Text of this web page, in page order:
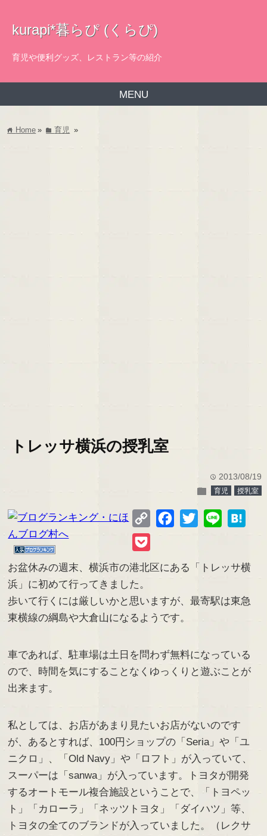
kurapi*暮らぴ (くらぴ)
育児や便利グッズ、レストラン等の紹介
MENU
home Home » folder 育児 »
トレッサ横浜の授乳室
time 2013/08/19
folder 育児 授乳室
Copy
Facebook
Twitter Line
お盆休みの週末、横浜市の港北区にある「トレッサ横
浜」に初めて行ってきました。
歩いて行くには厳しいかと思いますが、最寄駅は東急
東横線の綱島や大倉山になるようです。
車であれば、駐車場は土日を問わず無料になっている
ので、時間を気にすることなくゆっくりと遊ぶことが
出来ます。
私としては、お店があまり見たいお店がないのです
が、あるとすれば、100円ショップの「Seria」や「ユ
ニクロ」、「Old Navy」や「ロフト」が入っていて、
スーパーは「sanwa」が入っています。トヨタが開発
するオートモール複合施設ということで、「トヨペッ
ト」「カローラ」「ネッツトヨタ」「ダイハツ」等、
トヨタの全てのブランドが入っていました。（レクサ